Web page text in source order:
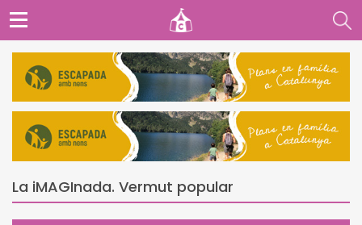
La iMAGInada. Vermut popular